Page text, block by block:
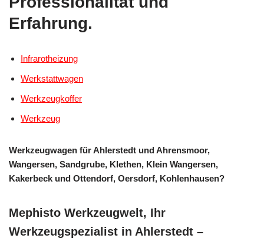
Erfahrung.
Infrarotheizung
Werkstattwagen
Werkzeugkoffer
Werkzeug
Werkzeugwagen für Ahlerstedt und Ahrensmoor,
Wangersen, Sandgrube, Klethen, Klein Wangersen,
Kakerbeck und Ottendorf, Oersdorf, Kohlenhausen?
Mephisto Werkzeugwelt, Ihr
Werkzeugspezialist in Ahlerstedt –